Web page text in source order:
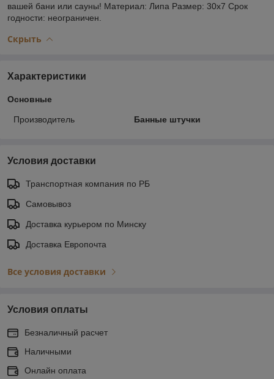
вашей бани или сауны! Материал: Липа Размер: 30х7 Срок
годности: неограничен.
Скрыть
Характеристики
Основные
Производитель Банные штучки
Условия доставки
Транспортная компания по РБ
Самовывоз
Доставка курьером по Минску
Доставка Европочта
Все условия доставки
Условия оплаты
Безналичный расчет
Наличными
Онлайн оплата